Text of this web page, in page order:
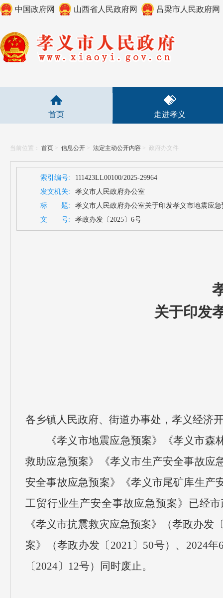
中国政府网 山西省人民政府网 吕梁市人民政府网
首页 走进孝义
当前位置： 首页 > 信息公开 > 法定主动公开内容 > 政府办文件
索引编号:
111423LL00100/2025-29964
发文机关:
孝义市人民政府办公室
标 题:
孝义市人民政府办公室关于印发孝义市地震应
文 号:
孝政办发〔2025〕6号
关于印发
各乡镇人民政府、街道办事处，孝义经济
《孝义市地震应急预案》《孝义市
救助应急预案》《孝义市生产安全事故应
安全事故应急预案》《孝义市尾矿库生产
工贸行业生产安全事故应急预案》已经
《孝义市抗震救灾应急预案》（孝政办发
案》（孝政办发〔2021〕50号）、2024
〔2024〕12号）同时废止。